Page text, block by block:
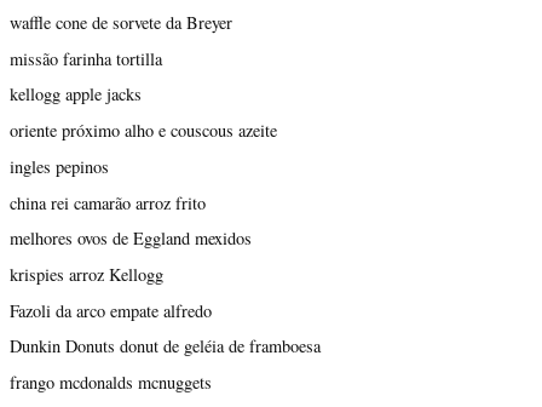
waffle cone de sorvete da Breyer
missão farinha tortilla
kellogg apple jacks
oriente próximo alho e couscous azeite
ingles pepinos
china rei camarão arroz frito
melhores ovos de Eggland mexidos
krispies arroz Kellogg
Fazoli da arco empate alfredo
Dunkin Donuts donut de geléia de framboesa
frango mcdonalds mcnuggets